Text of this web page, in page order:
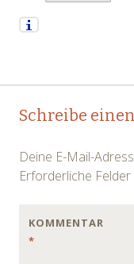
Post
Schreibe
Deine E-Mail-
Erforderliche
KOMMENTAR
*